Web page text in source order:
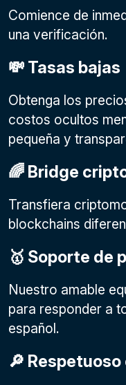
Comience de
una verificación.
💸 Tasas bajas
Obtenga los
costos ocultos
pequeña y
🌈 Bridge
Transfiera
blockchains
🥇 Soporte de
Nuestro amable
para responder a
español.
🔎